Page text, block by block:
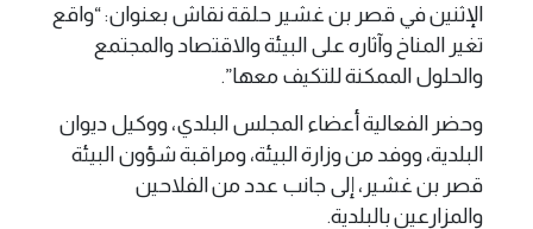
الإثنين في قصر بن غشير حلقة نقاش بعنوان: “واقع
تغير المناخ وآثاره على البيئة والاقتصاد والمجتمع
والحلول الممكنة للتكيف معها”.
وحضر الفعالية أعضاء المجلس البلدي، ووكيل ديوان
البلدية، ووفد من وزارة البيئة، ومراقبة شؤون البيئة
قصر بن غشير، إلى جانب عدد من الفلاحين
والمزارعين بالبلدية.